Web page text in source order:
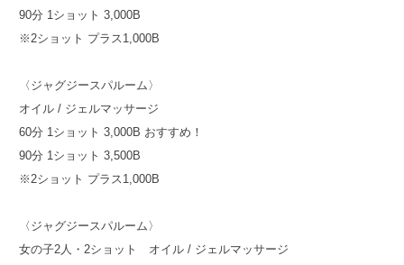
90分 1ショット 3,000B
※2ショット プラス1,000B
〈ジャグジースパルーム〉
オイル / ジェルマッサージ
60分 1ショット 3,000B おすすめ！
90分 1ショット 3,500B
※2ショット プラス1,000B
〈ジャグジースパルーム〉
女の子2人・2ショット オイル / ジェルマッサージ